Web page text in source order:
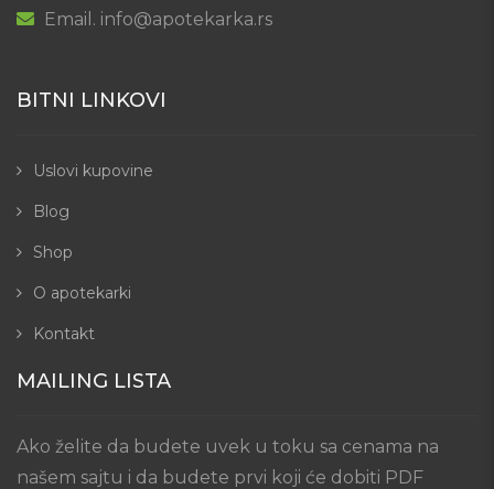
Email. info@apotekarka.rs
BITNI LINKOVI
Uslovi kupovine
Blog
Shop
O apotekarki
Kontakt
MAILING LISTA
Ako želite da budete uvek u toku sa cenama na
našem sajtu i da budete prvi koji će dobiti PDF